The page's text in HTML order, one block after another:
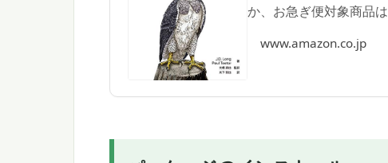
か、お急ぎ便対象商品
www.amazon.co.jp